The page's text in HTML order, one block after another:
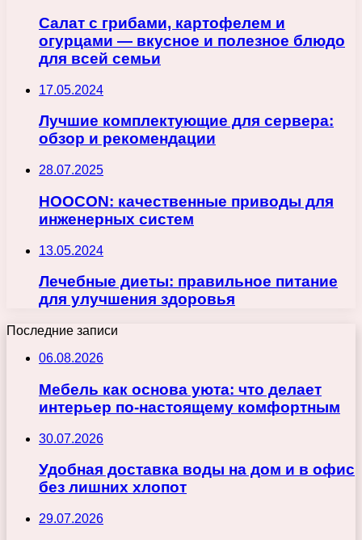
Салат с грибами, картофелем и
огурцами — вкусное и полезное блюдо
для всей семьи
17.05.2024
Лучшие комплектующие для сервера:
обзор и рекомендации
28.07.2025
HOOCON: качественные приводы для
инженерных систем
13.05.2024
Лечебные диеты: правильное питание
для улучшения здоровья
Последние записи
06.08.2026
Мебель как основа уюта: что делает
интерьер по-настоящему комфортным
30.07.2026
Удобная доставка воды на дом и в офис
без лишних хлопот
29.07.2026